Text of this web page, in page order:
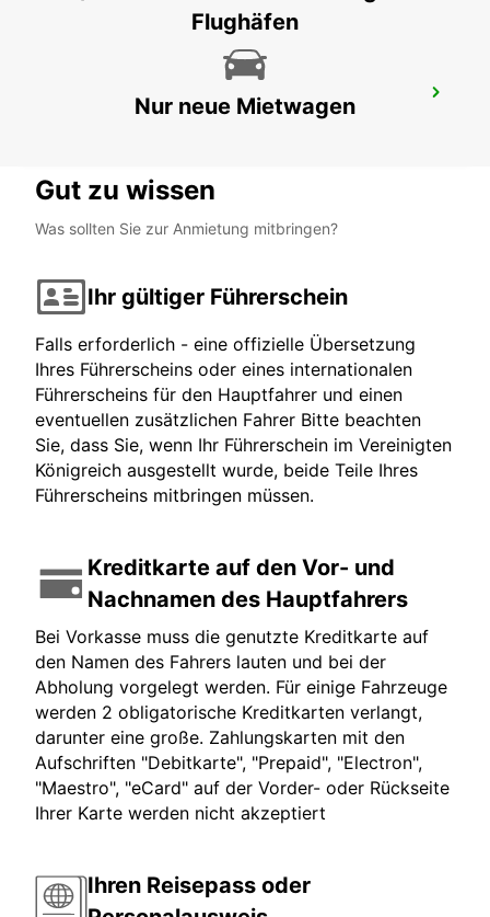
KÖLN HOLWEIDE
Flughäfen
Nur neue Mietwagen
Gut zu wissen
Was sollten Sie zur Anmietung mitbringen?
Ihr gültiger Führerschein
Falls erforderlich - eine offizielle Übersetzung
Ihres Führerscheins oder eines internationalen
Führerscheins für den Hauptfahrer und einen
eventuellen zusätzlichen Fahrer Bitte beachten
Sie, dass Sie, wenn Ihr Führerschein im Vereinigten
Königreich ausgestellt wurde, beide Teile Ihres
Führerscheins mitbringen müssen.
Kreditkarte auf den Vor- und
Nachnamen des Hauptfahrers
Bei Vorkasse muss die genutzte Kreditkarte auf
den Namen des Fahrers lauten und bei der
Abholung vorgelegt werden. Für einige Fahrzeuge
werden 2 obligatorische Kreditkarten verlangt,
darunter eine große. Zahlungskarten mit den
Aufschriften "Debitkarte", "Prepaid", "Electron",
"Maestro", "eCard" auf der Vorder- oder Rückseite
Ihrer Karte werden nicht akzeptiert
Ihren Reisepass oder